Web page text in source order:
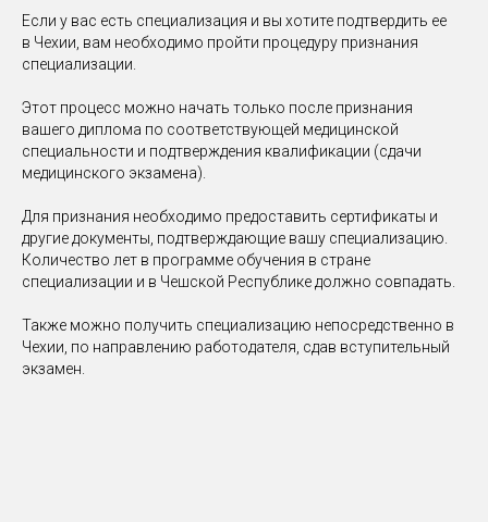
Если у вас есть специализация и вы хотите подтвердить ее
в Чехии, вам необходимо пройти процедуру признания
специализации.
Этот процесс можно начать только после признания
вашего диплома по соответствующей медицинской
специальности и подтверждения квалификации (сдачи
медицинского экзамена).
Для признания необходимо предоставить сертификаты и
другие документы, подтверждающие вашу специализацию.
Количество лет в программе обучения в стране
специализации и в Чешской Республике должно совпадать.
Также можно получить специализацию непосредственно в
Чехии, по направлению работодателя, сдав вступительный
экзамен.